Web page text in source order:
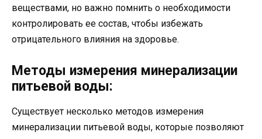
веществами, но важно помнить о необходимости
контролировать ее состав, чтобы избежать
отрицательного влияния на здоровье.
Методы измерения минерализации
питьевой воды:
Существует несколько методов измерения
минерализации питьевой воды, которые позволяют